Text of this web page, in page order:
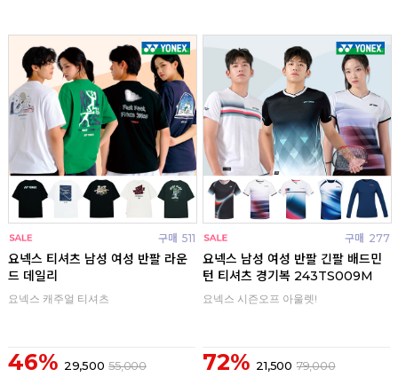
구매 511
요넥스 티셔츠 남성 여성 반팔 라운
드 데일리
요넥스 캐주얼 티셔츠
46% 29,500 55,000
구매 277
요넥스 남성 여성 반팔 긴팔 배드민
턴 티셔츠 경기복 243TS009M
요넥스 시즌오프 아울렛!
72% 21,500 79,000